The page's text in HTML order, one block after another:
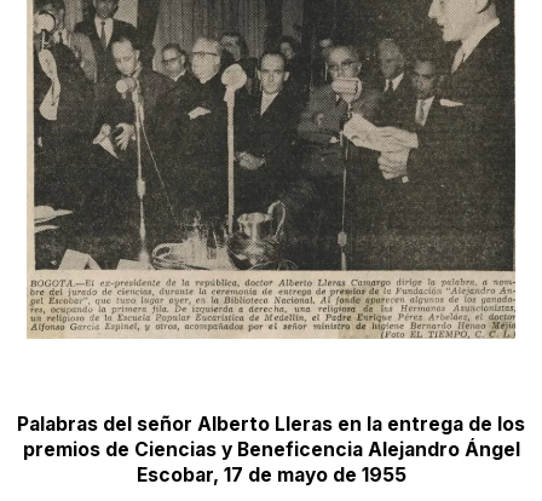
Palabras del señor Alberto Lleras en la entrega de los
premios de Ciencias y Beneficencia Alejandro Ángel
Escobar, 17 de mayo de 1955